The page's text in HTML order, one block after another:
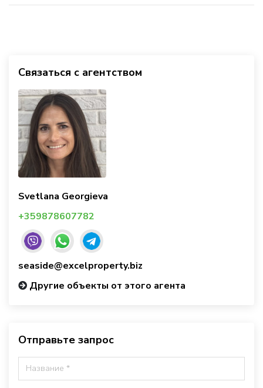
Связаться с агентством
Svetlana Georgieva
+359878607782
seaside@excelproperty.biz
Другие объекты от этого агента
Отправьте запрос